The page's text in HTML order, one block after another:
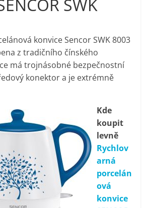
SWK
konvice Sencor SWK 8003
z tradičního čínského
má trojnásobné bezpečnostní
konektor a je extrémně
Kde
koupit
levně
Rychlov
arná
porcelán
ová
konvice